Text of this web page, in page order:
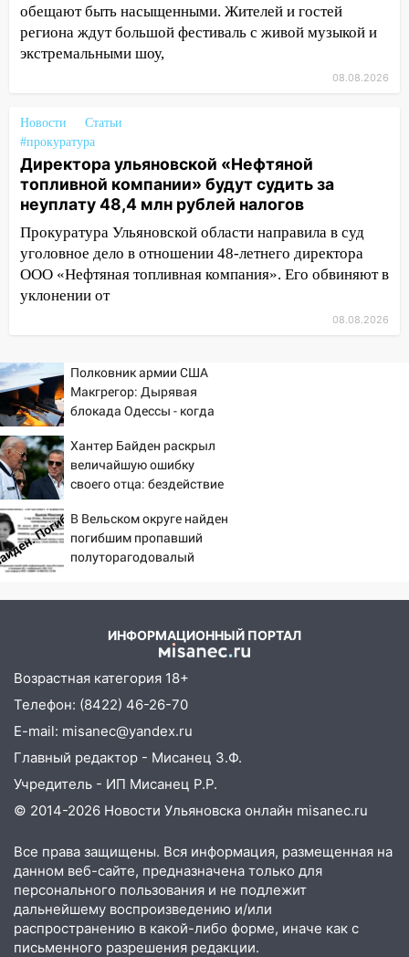
10:30 От мотофристайла до прогулки с
хаски: куда сходить в Ульяновской
области 8–9 августа
судить за неуплату 48,4 млн рублей
налогов
09:28 Дети на дорогах: пострадали
велосипедисты, мотоциклисты и
пешеходы. Обзор крупных аварий в
Ульяновской области
08:30 Поджог со свечой, 16 сгоревших
домов и выстрел за водку
06:45
Императорский мост в
Ульяновске останется закрытым до
утра 10 августа
05:18
Судьба готовит сюрприз: гороскоп
на 8 августа — кому повезет с
деньгами, а кого ждет неожиданная
встреча
04:47
В Ульяновской области объявили
ракетную опасность: звучат сирены
07.08.2026
Ульяновские аграрии смогут
купить тракторы с отсрочкой платежа
19:34 В следственном управлении
состоялось торжественное
мероприятие, приуроченное к
празднованию Дня сотрудника органов
следствия Российской Федерации
19:30 Ульяновцев приглашают
на фестивале «ФормАРТ»
18:11 Ульяновская область стала
пилотным регионом проекта
«Культурное долголетие»
обещают быть насыщенными. Жителей и гостей
региона ждут большой фестиваль с живой музыкой и
экстремальными шоу,
08.08.2026
Новости
Статьи
#прокуратура
Директора ульяновской «Нефтяной
топливной компании» будут судить за
неуплату 48,4 млн рублей налогов
Прокуратура Ульяновской области направила в суд
уголовное дело в отношении 48-летнего директора
ООО «Нефтяная топливная компания». Его обвиняют в
уклонении от
08.08.2026
Полковник армии США
Макгрегор: Дырявая
блокада Одессы - когда
России за это полетят
головы?
Хантер Байден раскрыл
величайшую ошибку
своего отца: бездействие
В Вельском округе найден
погибшим пропавший
полуторагодовалый
ИНФОРМАЦИОННЫЙ ПОРТАЛ
Возрастная категория 18+
Телефон: (8422) 46-26-70
E-mail: misanec@yandex.ru
Главный редактор - Мисанец З.Ф.
Учредитель - ИП Мисанец Р.Р.
© 2014-2026 Новости Ульяновска онлайн misanec.ru
Все права защищены. Вся информация, размещенная на
данном веб-сайте, предназначена только для
персонального пользования и не подлежит
дальнейшему воспроизведению и/или
распространению в какой-либо форме, иначе как с
письменного разрешения редакции.